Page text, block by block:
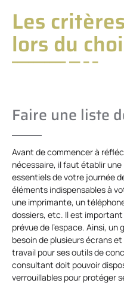
Les
lors du
Faire une liste
Avant de commencer à
nécessaire, il faut établir
essentiels de votre journée
éléments indispensables à
une imprimante, un
dossiers, etc. Il est
prévue de l’espace. Ainsi,
besoin de plusieurs écrans
travail pour ses outils de
consultant doit pouvoir
verrouillables pour protéger